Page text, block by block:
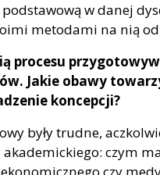
w danej
metodami na nią
procesu
Jakie obawy
koncepcji?
były trudne,
czym